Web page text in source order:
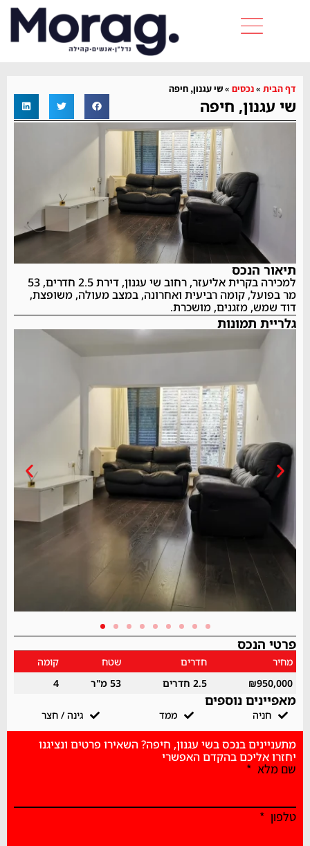
דף הבית »נכסים »שי עגנון, חיפה
שי עגנון, חיפה
תיאור הנכס
למכירה בקרית אליעזר, רחוב שי עגנון, דירת 2.5 חדרים, 53
מר בפועל, קומה רביעית ואחרונה, במצב מעולה, משופצת,
דוד שמש, מזגנים, מושכרת.
גלריית תמונות
פרטי הנכס
מחיר חדרים שטח
קומה
₪950,000
2.5 חדרים 53 מ"ר 4
מאפיינים נוספים
חניה ממד גינה / חצר
מתעניינים בנכס בשי עגנון, חיפה? השאירו פרטים ונציגנו
יחזרו אליכם בהקדם האפשרי
שם מלא
טלפון